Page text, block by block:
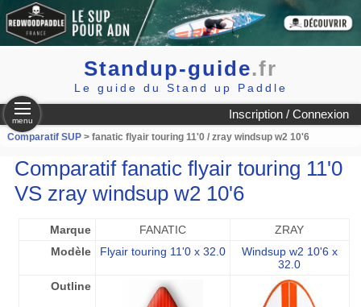
Standup-guide.fr
Le guide du Stand up Paddle
Inscription / Connexion
menu
Comparatif SUP > fanatic flyair touring 11'0 / zray windsup w2 10'6
Comparatif fanatic flyair touring 11'0
VS zray windsup w2 10'6
Marque FANATIC
ZRAY
Modèle
Flyair touring 11'0 x 32.0
Windsup w2 10'6 x
32.0
Outline